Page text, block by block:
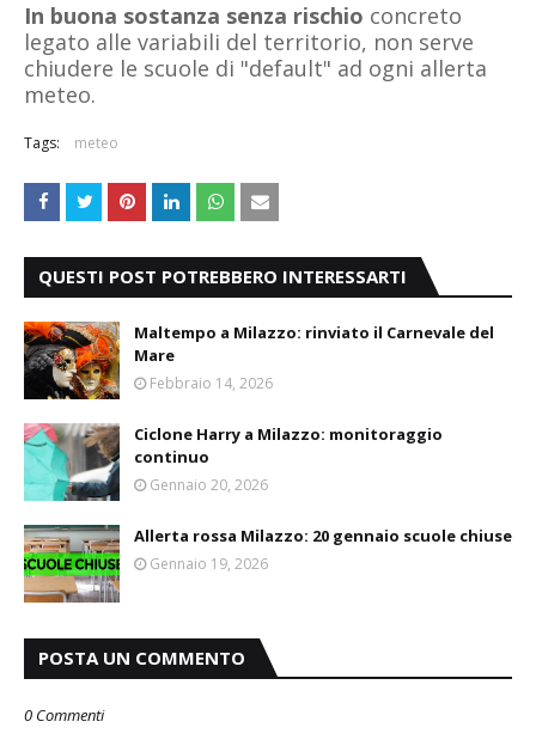
In buona sostanza senza rischio concreto
legato alle variabili del territorio, non serve
chiudere le scuole di "default" ad ogni allerta
meteo.
Tags: meteo
QUESTI POST POTREBBERO INTERESSARTI
Maltempo a Milazzo: rinviato il Carnevale del
Mare
Febbraio 14, 2026
Ciclone Harry a Milazzo: monitoraggio
continuo
Gennaio 20, 2026
Allerta rossa Milazzo: 20 gennaio scuole chiuse
Gennaio 19, 2026
POSTA UN COMMENTO
0 Commenti